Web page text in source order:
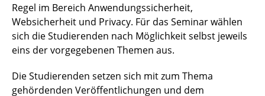
Regel im Bereich Anwendungssicherheit,
Websicherheit und Privacy. Für das Seminar wählen
sich die Studierenden nach Möglichkeit selbst jeweils
eins der vorgegebenen Themen aus.
Die Studierenden setzen sich mit zum Thema
gehördenden Veröffentlichungen und dem